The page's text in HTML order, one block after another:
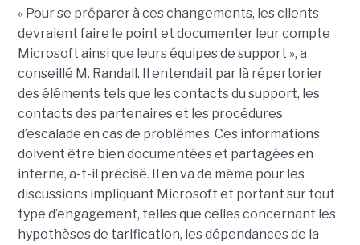
« Pour se préparer à ces changements, les clients
devraient faire le point et documenter leur compte
Microsoft ainsi que leurs équipes de support », a
conseillé M. Randall. Il entendait par là répertorier
des éléments tels que les contacts du support, les
contacts des partenaires et les procédures
d’escalade en cas de problèmes. Ces informations
doivent être bien documentées et partagées en
interne, a-t-il précisé. Il en va de même pour les
discussions impliquant Microsoft et portant sur tout
type d’engagement, telles que celles concernant les
hypothèses de tarification, les dépendances de la